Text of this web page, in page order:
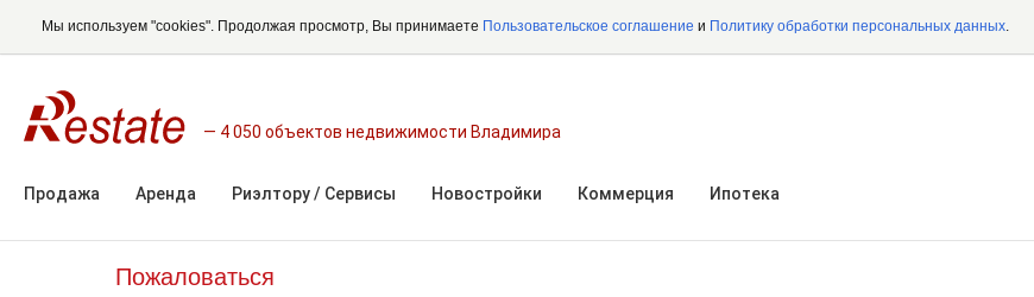
Мы используем "cookies". Продолжая просмотр, Вы принимаете Пользовательское соглашение и Политику обработки персональных данных.
4 050 объектов недвижимости Владимира
Продажа Аренда Риэлтору / Сервисы Новостройки Коммерция Ипотека
Пожаловаться